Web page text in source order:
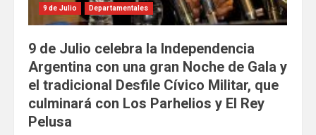
9 de Julio Departamentales
9 de Julio celebra la Independencia
Argentina con una gran Noche de Gala y
el tradicional Desfile Cívico Militar, que
culminará con Los Parhelios y El Rey
Pelusa